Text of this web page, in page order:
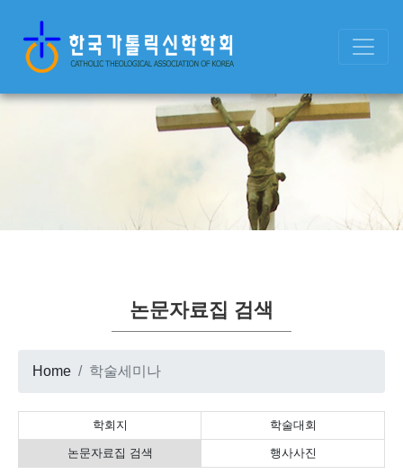
논문자료집 검색
Home 학술세미나
학회지 학술대회
논문자료집 검색 행사사진